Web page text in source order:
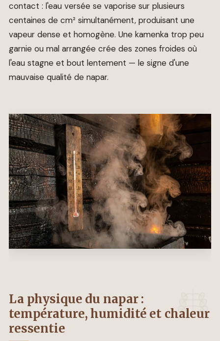
contact : l'eau versée se vaporise sur plusieurs
centaines de cm² simultanément, produisant une
vapeur dense et homogène. Une kamenka trop peu
garnie ou mal arrangée crée des zones froides où
l'eau stagne et bout lentement — le signe d'une
mauvaise qualité de napar.
La physique du napar :
température, humidité et chaleur
ressentie